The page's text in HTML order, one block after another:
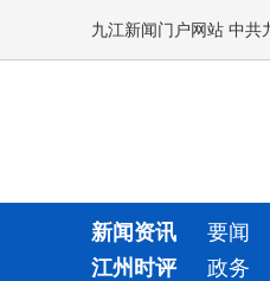
九江新闻门户网站 中
新闻资讯 要闻
江州时评
政务